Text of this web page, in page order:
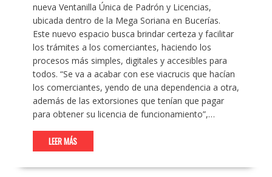
nueva Ventanilla Única de Padrón y Licencias,
ubicada dentro de la Mega Soriana en Bucerías.
Este nuevo espacio busca brindar certeza y facilitar
los trámites a los comerciantes, haciendo los
procesos más simples, digitales y accesibles para
todos. “Se va a acabar con ese viacrucis que hacían
los comerciantes, yendo de una dependencia a otra,
además de las extorsiones que tenían que pagar
para obtener su licencia de funcionamiento”,…
LEER MÁS